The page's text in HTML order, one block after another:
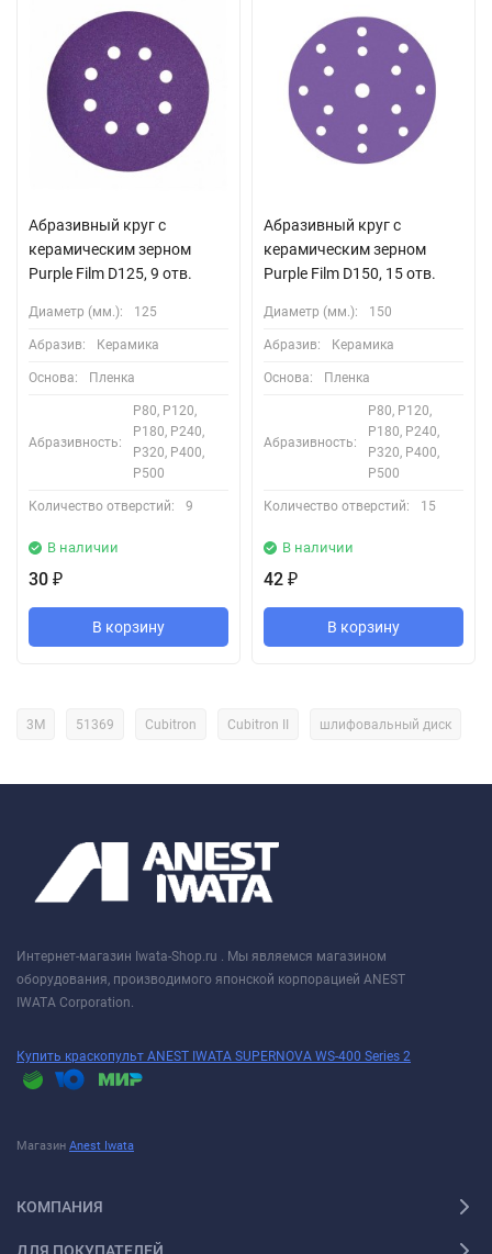
Абразивный круг с
керамическим зерном
Purple Film D125, 9 отв.
Диаметр (мм.): 125
Абразив: Керамика
Основа: Пленка
Абразивность:
P80, P120,
P180, P240,
P320, P400,
P500
Количество отверстий: 9
В наличии
30 ₽
В корзину
Абразивный круг с
керамическим зерном
Purple Film D150, 15 отв.
Диаметр (мм.): 150
Абразив: Керамика
Основа: Пленка
Абразивность:
P80, P120,
P180, P240,
P320, P400,
P500
Количество отверстий: 15
В наличии
42 ₽
В корзину
3М 51369 Cubitron Cubitron II шлифовальный диск
Интернет-магазин Iwata-Shop.ru . Мы являемся магазином
оборудования, производимого японской корпорацией ANEST
IWATA Corporation.
Купить краскопульт ANEST IWATA SUPERNOVA WS-400 Series 2
Магазин Anest Iwata
КОМПАНИЯ
ДЛЯ ПОКУПАТЕЛЕЙ